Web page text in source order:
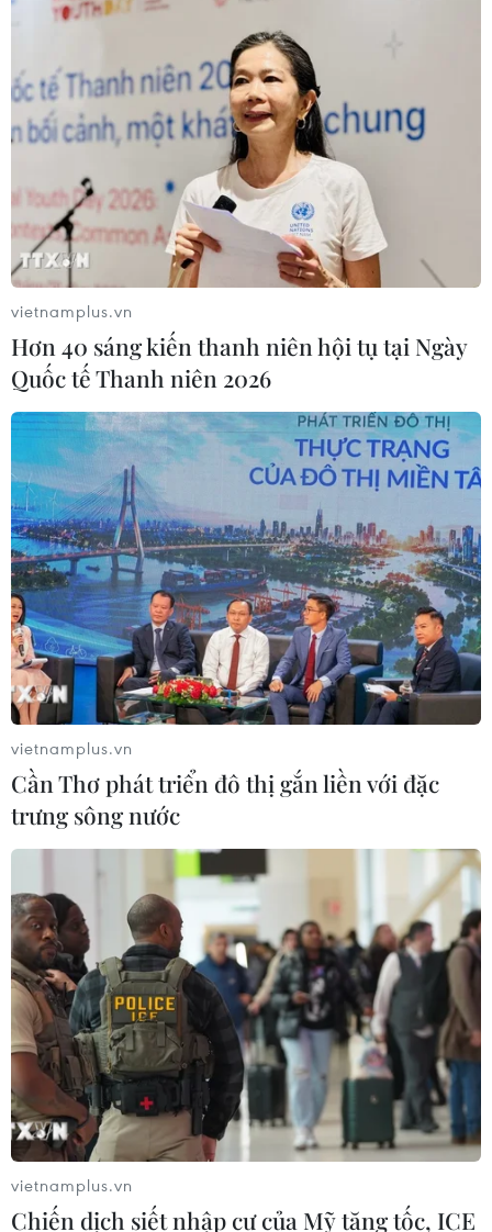
TIN CÙNG CHUYÊN MỤC
Thêm dư địa dòng tiền cho doanh
nghiệp nhỏ và vừa từ chính sách
thuế
09/08/2026 14:15
Những giấc mơ bay cất cánh từ
Vietjet
09/08/2026 09:11
vietnamplus.vn
Hơn 40 sáng kiến thanh niên hội tụ tại Ngày
Quốc tế Thanh niên 2026
vietnamplus.vn
Cần Thơ phát triển đô thị gắn liền với đặc
trưng sông nước
vietnamplus.vn
Chiến dịch siết nhập cư của Mỹ tăng tốc, ICE